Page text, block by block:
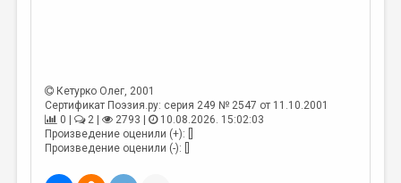
Кетурко Олег, 2001
Сертификат Поэзия.ру: серия 249 № 2547 от 11.10.2001
0 |
2 | 2793 |
10.08.2026. 15:02:03
Произведение оценили (+): []
Произведение оценили (-): []